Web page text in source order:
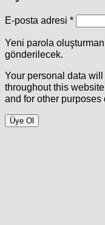
E-posta adresi *Gerekli
Yeni parola
gönderilecek.
Your personal data
throughout this
and for other
Üye Ol